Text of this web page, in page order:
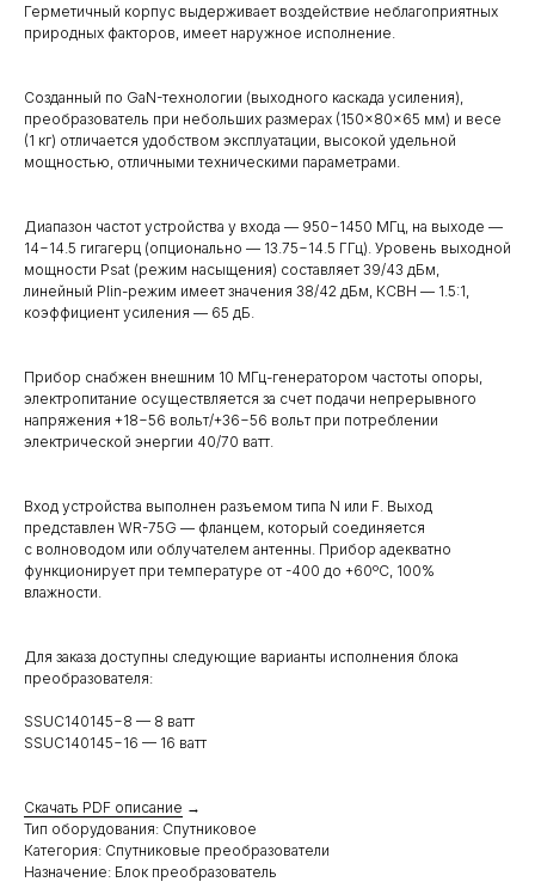
Герметичный корпус выдерживает воздействие неблагоприятных
природных факторов, имеет наружное исполнение.
Созданный по GaN-технологии (выходного каскада усиления),
преобразователь при небольших размерах (150×80×65 мм) и весе
(1 кг) отличается удобством эксплуатации, высокой удельной
мощностью, отличными техническими параметрами.
Диапазон частот устройства у входа — 950−1450 МГц, на выходе —
14−14.5 гигагерц (опционально — 13.75−14.5 ГГц). Уровень выходной
мощности Psat (режим насыщения) составляет 39/43 дБм,
линейный Plin-режим имеет значения 38/42 дБм, КСВН — 1.5:1,
коэффициент усиления — 65 дБ.
Прибор снабжен внешним 10 МГц-генератором частоты опоры,
электропитание осуществляется за счет подачи непрерывного
напряжения +18−56 вольт/+36−56 вольт при потреблении
электрической энергии 40/70 ватт.
Вход устройства выполнен разъемом типа N или F. Выход
представлен WR-75G — фланцем, который соединяется
с волноводом или облучателем антенны. Прибор адекватно
функционирует при температуре от -400 до +60ºC, 100%
влажности.
Для заказа доступны следующие варианты исполнения блока
преобразователя:
SSUC140145−8 — 8 ватт
SSUC140145−16 — 16 ватт
Скачать PDF описание →
Тип оборудования: Спутниковое
Категория: Спутниковые преобразователи
Назначение: Блок преобразователь